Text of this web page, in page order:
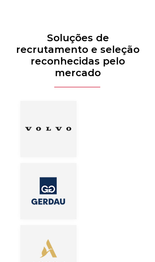
Soluções de
recrutamento e seleção
reconhecidas pelo
mercado